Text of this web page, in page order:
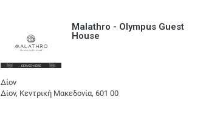
Malathro - Olympus Guest
House
Δίον
Δίον, Κεντρική Μακεδονία, 601 00